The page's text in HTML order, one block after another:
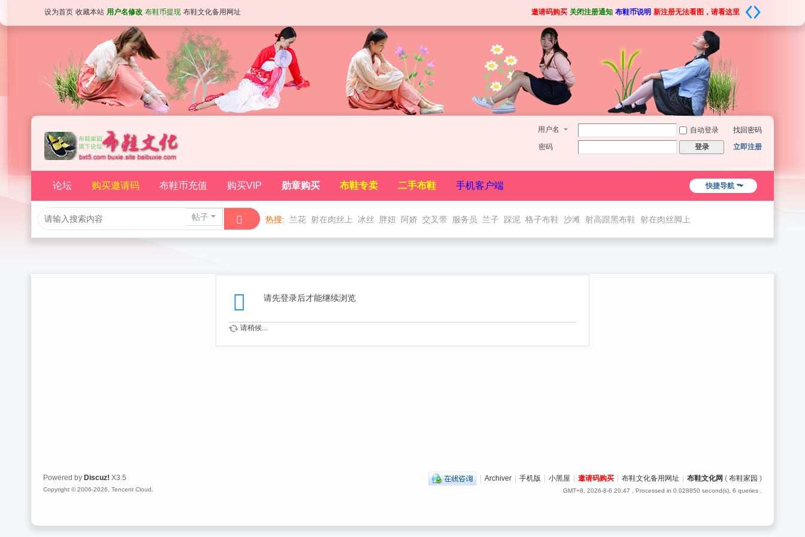
设为首页 收藏本站 用户名修改 布鞋币提现 布鞋文化备用网址 邀请码购买 关闭注册通知 布鞋币说明 新注册无法看图，请看这里
用户名 自动登录
找回密码
密码
登录 立即注册
快捷导航
论坛 购买邀请码 布鞋币充值 购买VIP 勋章购买 布鞋专卖 二手布鞋 手机客户端
帖子 热搜: 兰花 射在肉丝上 冰丝 胖妞 阿娇 交叉带 服务员 兰子 踩泥 格子布鞋 沙滩 射高跟黑布鞋 射在肉丝脚上
请先登录后才能继续浏览
请稍候...
| Archiver | 手机版 | 小黑屋 | 邀请码购买 | 布鞋文化备用网址 | 布鞋文化网 ( 布鞋家园 )
GMT+8, 2026-8-6 20:47 , Processed in 0.028850 second(s), 6 queries .
Powered by Discuz! X3.5
Copyright © 2006-2026, Tencent Cloud.